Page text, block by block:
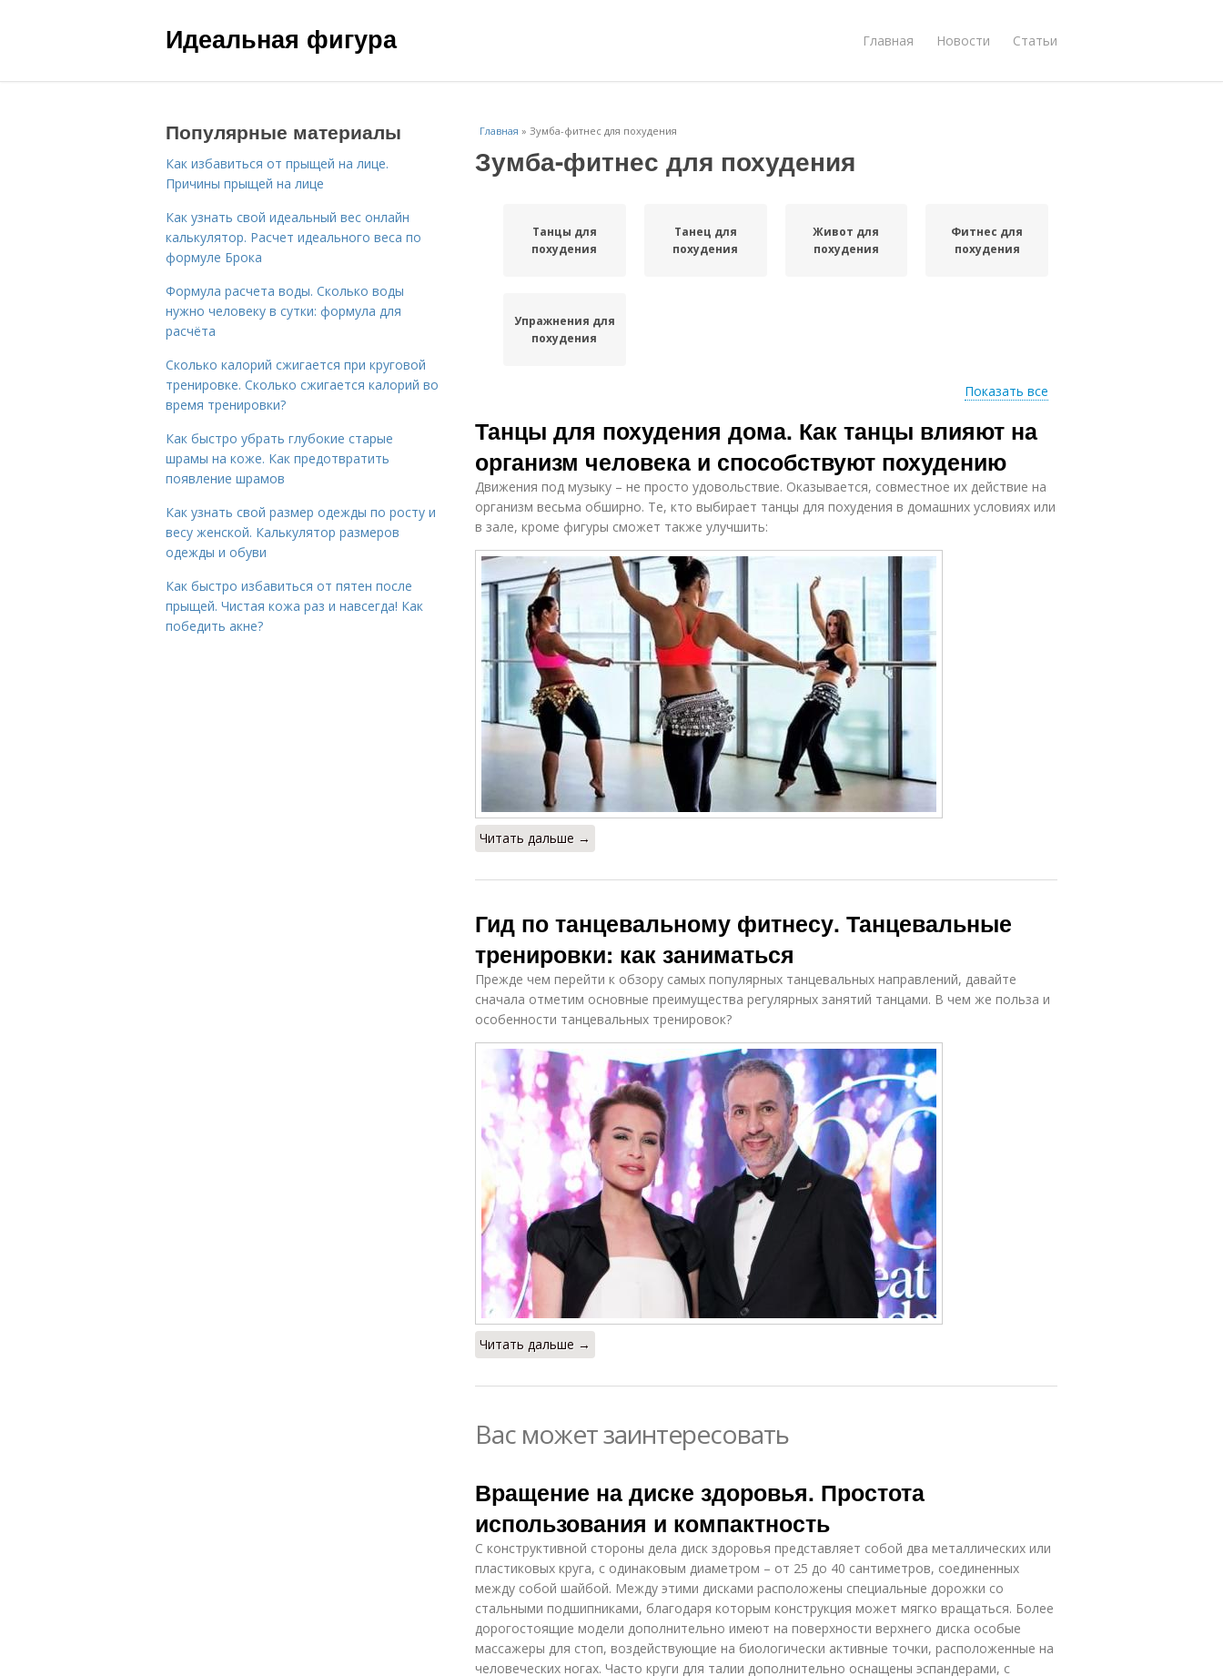
Идеальная фигура Главная Новости Статьи
Главная » Зумба-фитнес для похудения
Зумба-фитнес для похудения
Танцы для
похудения
Танец для
похудения
Живот для
похудения
Фитнес для
похудения
Упражнения для
похудения
Показать все
Танцы для похудения дома. Как танцы влияют на
организм человека и способствуют похудению
Движения под музыку – не просто удовольствие. Оказывается, совместное их действие на
организм весьма обширно. Те, кто выбирает танцы для похудения в домашних условиях или
в зале, кроме фигуры сможет также улучшить:
Читать дальше →
Гид по танцевальному фитнесу. Танцевальные
тренировки: как заниматься
Прежде чем перейти к обзору самых популярных танцевальных направлений, давайте
сначала отметим основные преимущества регулярных занятий танцами. В чем же польза и
особенности танцевальных тренировок?
Читать дальше →
Вас может заинтересовать
Вращение на диске здоровья. Простота
использования и компактность
С конструктивной стороны дела диск здоровья представляет собой два металлических или
пластиковых круга, с одинаковым диаметром – от 25 до 40 сантиметров, соединенных
между собой шайбой. Между этими дисками расположены специальные дорожки со
стальными подшипниками, благодаря которым конструкция может мягко вращаться. Более
дорогостоящие модели дополнительно имеют на поверхности верхнего диска особые
массажеры для стоп, воздействующие на биологически активные точки, расположенные на
человеческих ногах. Часто круги для талии дополнительно оснащены эспандерами, с
Популярные материалы
Как избавиться от прыщей на лице.
Причины прыщей на лице
Как узнать свой идеальный вес онлайн
калькулятор. Расчет идеального веса по
формуле Брока
Формула расчета воды. Сколько воды
нужно человеку в сутки: формула для
расчёта
Сколько калорий сжигается при круговой
тренировке. Сколько сжигается калорий во
время тренировки?
Как быстро убрать глубокие старые
шрамы на коже. Как предотвратить
появление шрамов
Как узнать свой размер одежды по росту и
весу женской. Калькулятор размеров
одежды и обуви
Как быстро избавиться от пятен после
прыщей. Чистая кожа раз и навсегда! Как
победить акне?